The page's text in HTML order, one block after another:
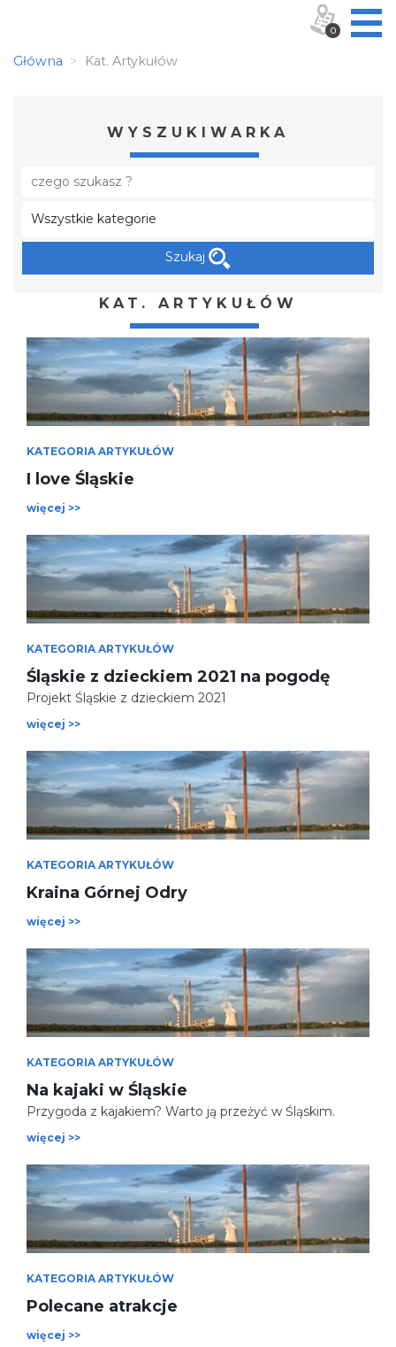
Główna Kat. Artykułów
WYSZUKIWARKA
Szukaj
KAT. ARTYKUŁÓW
KATEGORIA ARTYKUŁÓW
I love Śląskie
więcej >>
KATEGORIA ARTYKUŁÓW
Śląskie z dzieckiem 2021 na pogodę
Projekt Śląskie z dzieckiem 2021
więcej >>
KATEGORIA ARTYKUŁÓW
Kraina Górnej Odry
więcej >>
KATEGORIA ARTYKUŁÓW
Na kajaki w Śląskie
Przygoda z kajakiem? Warto ją przeżyć w Śląskim.
więcej >>
KATEGORIA ARTYKUŁÓW
Polecane atrakcje
więcej >>
0